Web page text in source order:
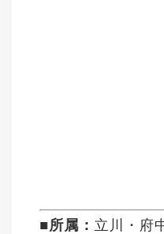
■所属： 立川・府